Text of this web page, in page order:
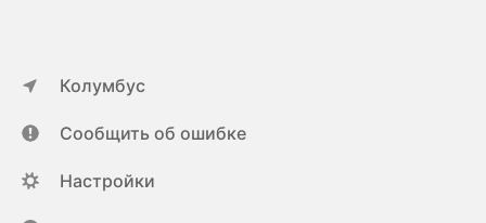
Колумбус
Сообщить об ошибке
Настройки